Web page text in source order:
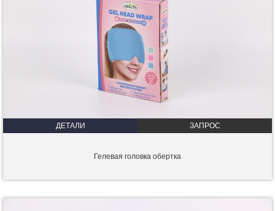
ДЕТАЛИ ЗАПРОС
Гелевая головка обертка